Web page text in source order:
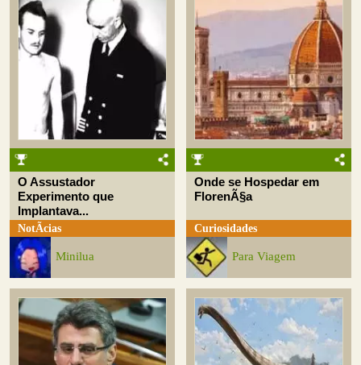
O Assustador
Experimento que
Implantava...
NotÃ­cias
Minilua
Onde se Hospedar em
FlorenÃ§a
Curiosidades
Para Viagem